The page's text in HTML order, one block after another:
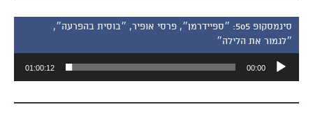
סינמסקופ 505: ״ספיידרמן״, פרסי אופיר, ״בוסית בהפרעה״,
״לגמור את הלילה״
אודיו
00:00
01:00:12